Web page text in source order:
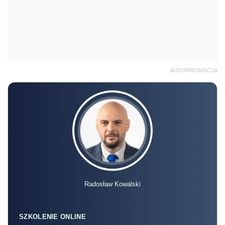
AUTOPROMOCJA
Radosław Kowalski
SZKOLENIE ONLINE